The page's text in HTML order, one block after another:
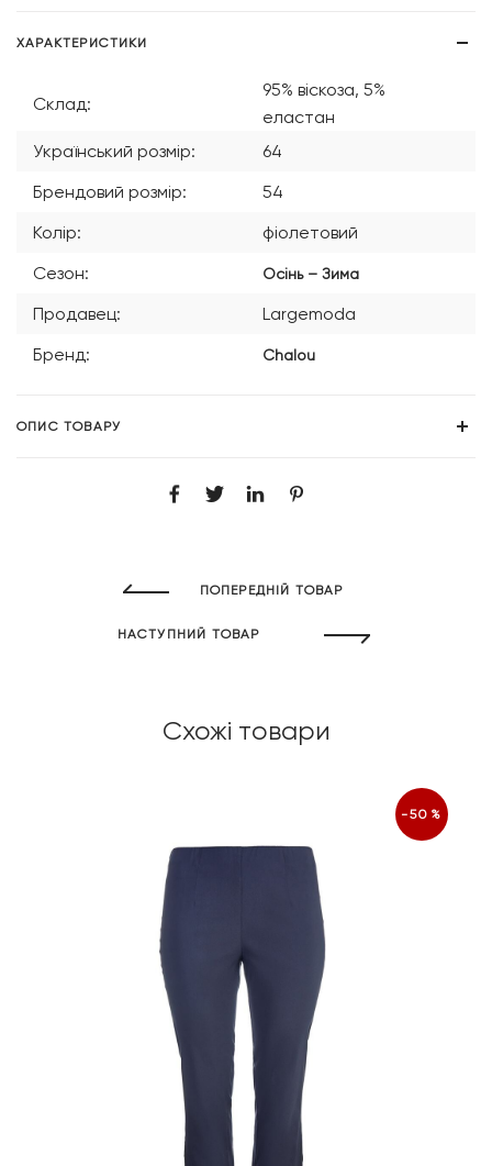
ХАРАКТЕРИСТИКИ
Склад:
95% віскоза, 5%
еластан
Український розмір:
64
Брендовий розмір:
54
Колір:
фіолетовий
Сезон:
Осінь – Зима
Продавец:
Largemoda
Бренд:
Chalou
ОПИС ТОВАРУ
ПОПЕРЕДНІЙ ТОВАР
НАСТУПНИЙ ТОВАР
Схожі товари
-50%